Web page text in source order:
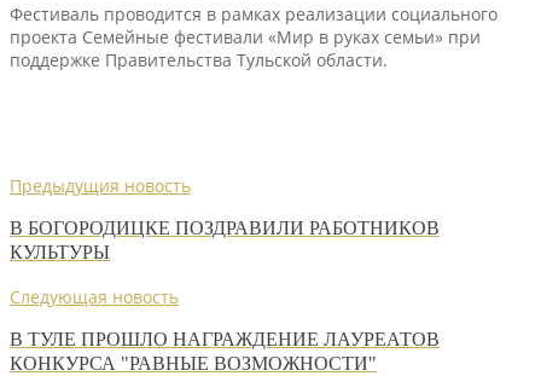
Фестиваль проводится в рамках реализации социального
проекта Семейные фестивали «Мир в руках семьи» при
поддержке Правительства Тульской области.
Предыдущия новость
В БОГОРОДИЦКЕ ПОЗДРАВИЛИ РАБОТНИКОВ
КУЛЬТУРЫ
Следующая новость
В ТУЛЕ ПРОШЛО НАГРАЖДЕНИЕ ЛАУРЕАТОВ
КОНКУРСА "РАВНЫЕ ВОЗМОЖНОСТИ"